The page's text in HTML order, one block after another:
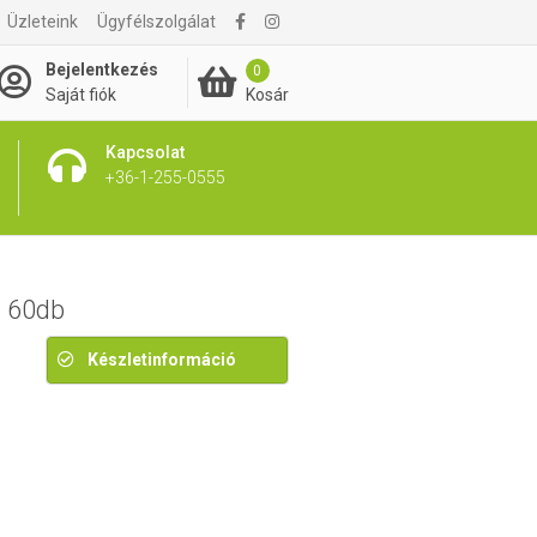
Üzleteink Ügyfélszolgálat
Bejelentkezés
Saját fiók
0
Kosár
Kapcsolat
+36-1-255-0555
2 240 Ft
60db
Készletinformáció